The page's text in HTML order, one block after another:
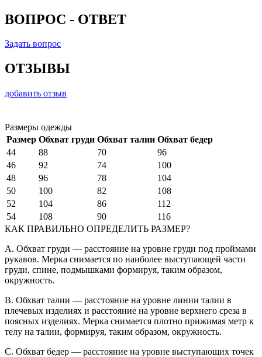
ВОПРОС - ОТВЕТ
Задать вопрос
ОТЗЫВЫ
добавить отзыв
Размеры одежды
Размер Обхват груди Обхват талии Обхват бедер
44
88 70
96
46
92 74
100
48
96 78
104
50
100 82
108
52
104 86
112
54
108 90
116
КАК ПРАВИЛЬНО ОПРЕДЕЛИТЬ РАЗМЕР?
A. Обхват груди — расстояние на уровне груди под проймами
рукавов. Мерка снимается по наиболее выступающей части
груди, спине, подмышками формируя, таким образом,
окружность.
B. Обхват талии — расстояние на уровне линии талии в
плечевых изделиях и расстояние на уровне верхнего среза в
поясных изделиях. Мерка снимается плотно прижимая метр к
телу на талии, формируя, таким образом, окружность.
C. Обхват бедер — расстояние на уровне выступающих точек